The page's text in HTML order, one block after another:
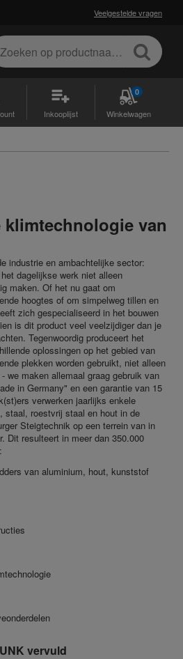
Veelgestelde vragen
Inkooplijst
0
Winkelwagen
klimtechnologie van
industrie en ambachtelijke sector:
dagelijkse werk niet alleen
maken. Of het nu gaat om
hoogtes of om simpelweg tillen en
zich gespecialiseerd in het bouwen
is dit product veel veelzijdiger dan je
Tegenwoordig produceert het
oplossingen op het gebied van
plekken worden gebruikt, niet alleen
we maken allemaal graag gebruik van
in Germany" en een garantie van 15
verwerken jaarlijks enkele
staal, roestvrij staal en hout in de
Steigtechnik op een terrein van in
Dit resulteert in meer dan 350.000
van aluminium, hout, kunststof
vervuld